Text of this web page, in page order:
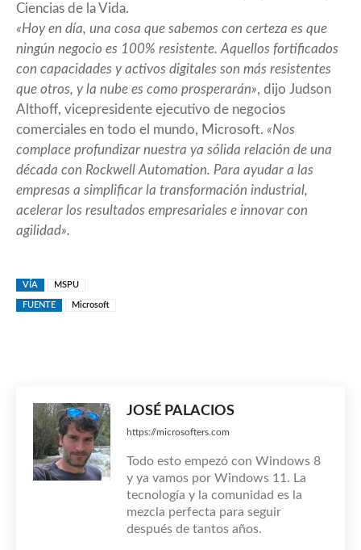
Ciencias de la Vida.
«Hoy en día, una cosa que sabemos con certeza es que
ningún negocio es 100% resistente. Aquellos fortificados
con capacidades y activos digitales son más resistentes
que otros, y la nube es como prosperarán», dijo Judson
Althoff, vicepresidente ejecutivo de negocios
comerciales en todo el mundo, Microsoft. «Nos
complace profundizar nuestra ya sólida relación de una
década con Rockwell Automation. Para ayudar a las
empresas a simplificar la transformación industrial,
acelerar los resultados empresariales e innovar con
agilidad».
VÍA MSPU
FUENTE Microsoft
JOSÉ PALACIOS
https://microsofters.com
Todo esto empezó con Windows 8
y ya vamos por Windows 11. La
tecnología y la comunidad es la
mezcla perfecta para seguir
después de tantos años.